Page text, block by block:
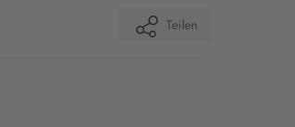
Teilen